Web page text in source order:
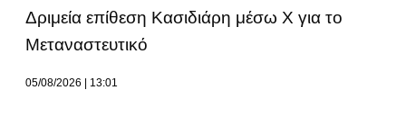
Δριμεία επίθεση Κασιδιάρη μέσω Χ για το
Μεταναστευτικό
05/08/2026 13:01